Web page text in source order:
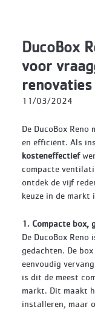
DucoBox
voor
renovaties
11/03/2024
De DucoBox
en efficiënt. Als
kosteneffectief
compacte
ontdek de vijf
keuze in de markt
1. Compacte
De DucoBox
gedachten. De
eenvoudig
is dit de meest
markt. Dit maakt
installeren, maar